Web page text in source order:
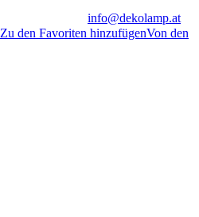
info@dekolamp.at
Zu den Favoriten hinzufügenVon den